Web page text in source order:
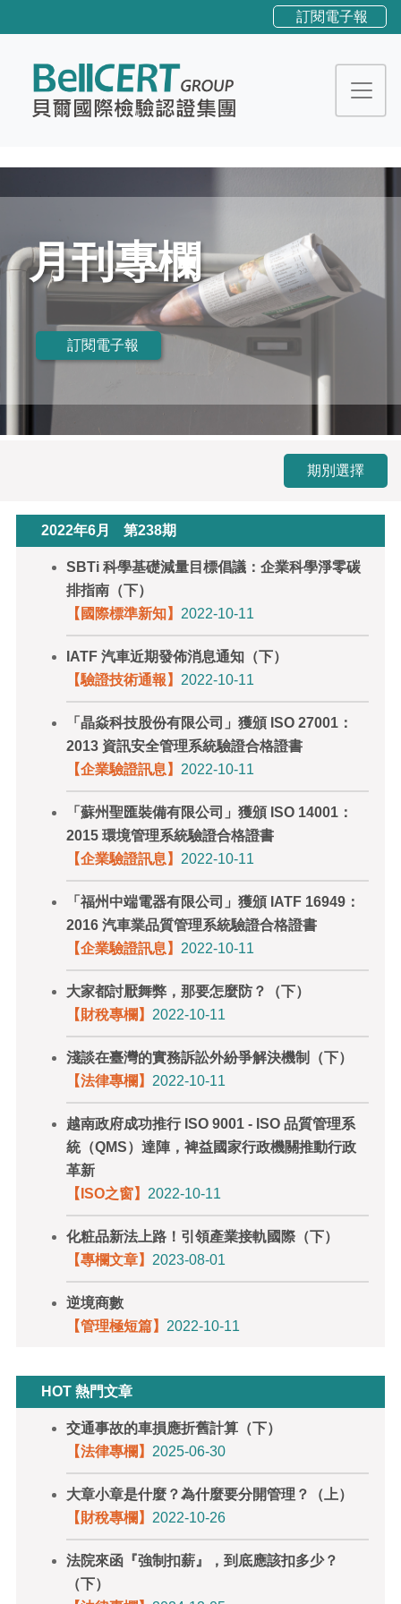
訂閱電子報
月刊專欄
訂閱電子報
期別選擇
2022年6月 第238期
SBTi 科學基礎減量目標倡議：企業科學淨零碳
排指南（下）
【國際標準新知】 2022-10-11
IATF 汽車近期發佈消息通知（下）
【驗證技術通報】 2022-10-11
「晶焱科技股份有限公司」獲頒 ISO 27001：
2013 資訊安全管理系統驗證合格證書
【企業驗證訊息】 2022-10-11
「蘇州聖匯裝備有限公司」獲頒 ISO 14001：
2015 環境管理系統驗證合格證書
【企業驗證訊息】 2022-10-11
「福州中端電器有限公司」獲頒 IATF 16949：
2016 汽車業品質管理系統驗證合格證書
【企業驗證訊息】 2022-10-11
大家都討厭舞弊，那要怎麼防？（下）
【財稅專欄】 2022-10-11
淺談在臺灣的實務訴訟外紛爭解決機制（下）
【法律專欄】 2022-10-11
越南政府成功推行 ISO 9001 - ISO 品質管理系
統（QMS）達陣，裨益國家行政機關推動行政
革新
【ISO之窗】 2022-10-11
化粧品新法上路！引領產業接軌國際（下）
【專欄文章】 2023-08-01
逆境商數
【管理極短篇】 2022-10-11
HOT 熱門文章
交通事故的車損應折舊計算（下）
【法律專欄】 2025-06-30
大章小章是什麼？為什麼要分開管理？（上）
【財稅專欄】 2022-10-26
法院來函『強制扣薪』，到底應該扣多少？
（下）